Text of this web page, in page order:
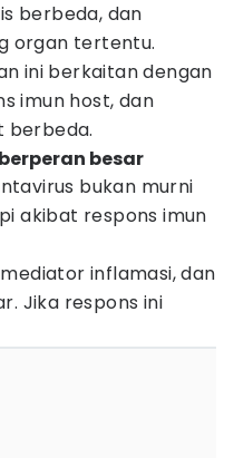
berbeda, dan
organ tertentu.
ini berkaitan dengan
imun host, dan
berbeda.
besar
bukan murni
akibat respons imun
inflamasi, dan
Jika respons ini